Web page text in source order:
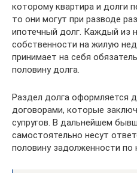
которому квартира и долги
то они могут при разводе
ипотечный долг. Каждый из
собственности на жилую
принимает на себя
половину долга.
Раздел долга оформляется
договорами, которые
супругов. В дальнейшем
самостоятельно несут
половину задолженности по